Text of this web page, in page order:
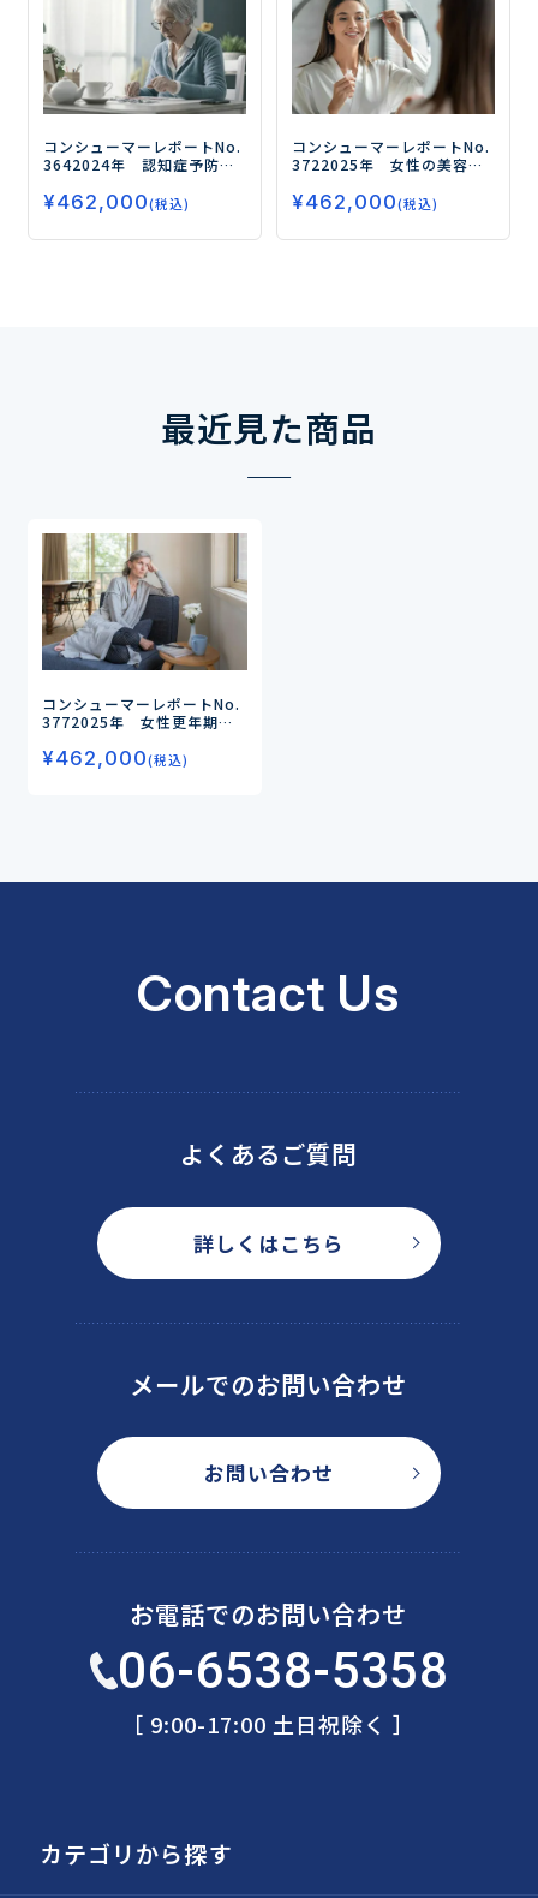
コンシューマーレポートNo.
3642024年 認知症予防の
－「睡眠」×「認知機能」
の意識がアップ！－
¥462,000(税込)
コンシューマーレポートNo.
3722025年 女性の美容に
弾）－スペシャルケアの使
用が増加！定点調査からみ
えた女性の美容の変化と
¥462,000(税込)
最近見た商品
コンシューマーレポートNo.
3772025年 女性更年期対
弾）－「エクエル」の存在感
が増す女性更年期対策市場－
¥462,000(税込)
Contact Us
よくあるご質問
詳しくはこちら
メールでのお問い合わせ
お問い合わせ
お電話でのお問い合わせ
06-6538-5358
［ 9:00-17:00 土日祝除く ］
カテゴリから探す